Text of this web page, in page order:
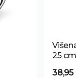
25 cm
38,95